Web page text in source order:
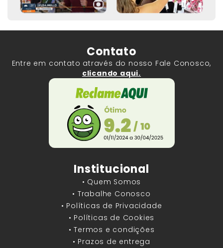
Contato
Entre em contato através do nosso Fale Conosco,
clicando aqui.
Institucional
• Quem Somos
• Trabalhe Conosco
• Políticas de Privacidade
• Políticas de Cookies
• Termos e condições
• Prazos de entrega